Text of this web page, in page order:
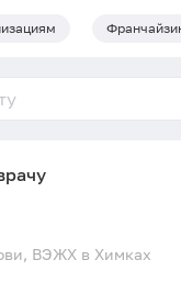
ВЭЖХ в Химках